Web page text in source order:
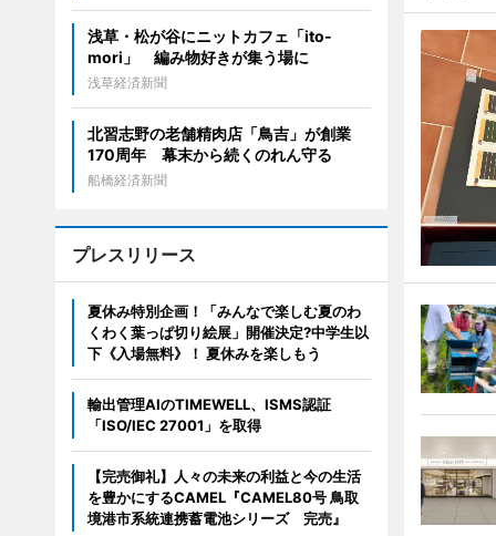
浅草・松が谷にニットカフェ「ito-
mori」 編み物好きが集う場に
浅草経済新聞
北習志野の老舗精肉店「鳥吉」が創業
170周年 幕末から続くのれん守る
船橋経済新聞
プレスリリース
夏休み特別企画！「みんなで楽しむ夏のわ
くわく葉っぱ切り絵展」開催決定?中学生以
下《入場無料》！ 夏休みを楽しもう
輸出管理AIのTIMEWELL、ISMS認証
「ISO/IEC 27001」を取得
【完売御礼】人々の未来の利益と今の生活
を豊かにするCAMEL『CAMEL80号 鳥取
境港市系統連携蓄電池シリーズ 完売』